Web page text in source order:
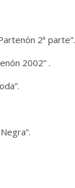
2ª parte”.
2002” .